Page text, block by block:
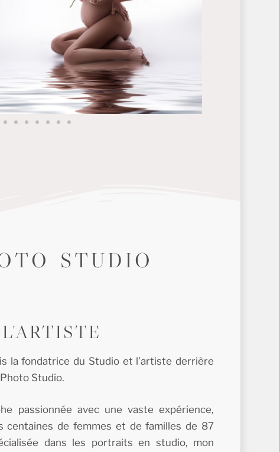
STUDIO
L'ARTISTE
la fondatrice du Studio et l’artiste derrière
Studio.
passionnée avec une vaste expérience,
centaines de femmes et de familles de 87
dans les portraits en studio, mon